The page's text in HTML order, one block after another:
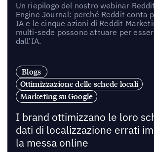
Un riepilogo del nostro webinar
Engine Journal: perché Reddit conta
IA e le cinque azioni di Reddit
multi-sede possono attuare per
dall’IA.
Blogs
Ottimizzazione delle schede locali
Marketing su Google
I brand ottimizzano le loro
dati di localizzazione errati
la messa online